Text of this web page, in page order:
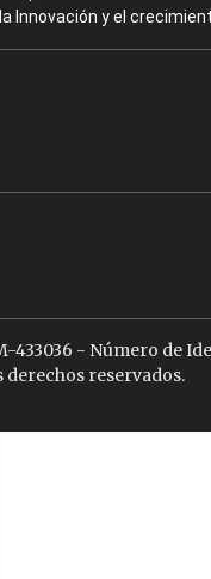
y el
433036 - Número de
derechos reservados.